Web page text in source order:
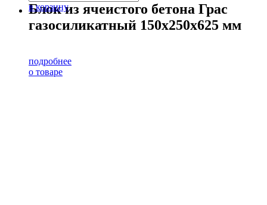
в корзину
Блок из ячеистого бетона Грас
газосиликатный 150х250х625 мм
подробнее
о товаре